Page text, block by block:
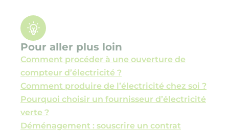
Pour aller plus loin
Comment procéder à une ouverture de
compteur d’électricité ?
Comment produire de l’électricité chez soi ?
Pourquoi choisir un fournisseur d’électricité
verte ?
Déménagement : souscrire un contrat